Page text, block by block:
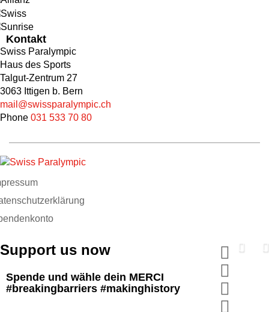
Kontakt
Swiss Paralympic
Haus des Sports
Talgut-Zentrum 27
3063 Ittigen b. Bern
mail@swissparalympic.ch
Phone 031 533 70 80
Support us now
Spende und wähle dein MERCI
#breakingbarriers #makinghistory